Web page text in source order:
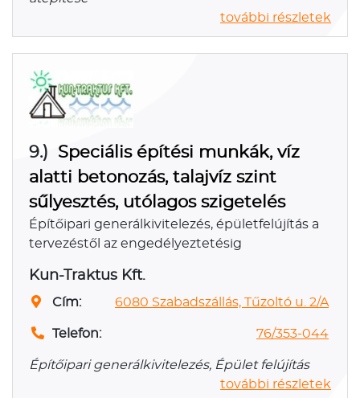
további részletek
9.) Speciális építési munkák, víz
alatti betonozás, talajvíz szint
sűlyesztés, utólagos szigetelés
Építőipari generálkivitelezés, épületfelújítás a
tervezéstől az engedélyeztetésig
Kun-Traktus Kft.
Cím: 6080 Szabadszállás, Tűzoltó u. 2/A
Telefon: 76/353-044
Építőipari generálkivitelezés, Épület felújítás
további részletek